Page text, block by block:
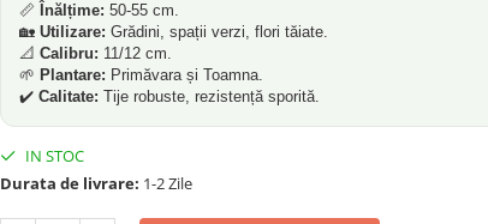
📏 Înălțime: 50-55 cm.
🏡 Utilizare: Grădini, spații verzi, flori tăiate.
📐 Calibru: 11/12 cm.
🌱 Plantare: Primăvara și Toamna.
✔️ Calitate: Tije robuste, rezistență sporită.
IN STOC
Durata de livrare: 1-2 Zile